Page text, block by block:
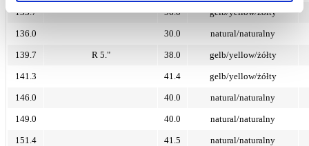
133.7 96.0 gelb/yellow/żółty
136.0 30.0 natural/naturalny
139.7 R 5." 38.0 gelb/yellow/żółty
141.3 41.4 gelb/yellow/żółty
146.0 40.0 natural/naturalny
149.0 40.0 natural/naturalny
151.4 41.5 natural/naturalny